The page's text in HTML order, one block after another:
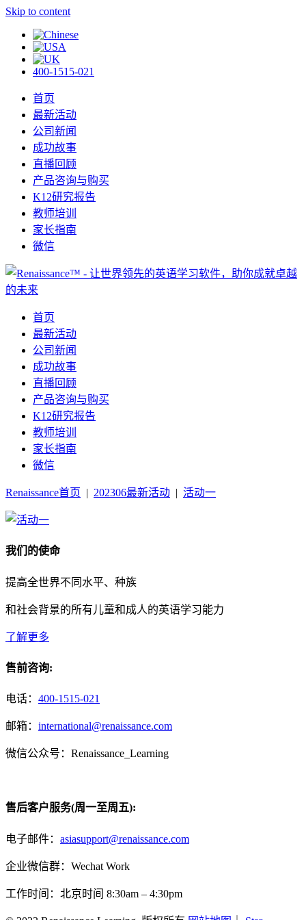
Skip to content
400-1515-021
首页
最新活动
公司新闻
成功故事
直播回顾
产品咨询与购买
K12研究报告
教师培训
家长指南
微信
首页
最新活动
公司新闻
成功故事
直播回顾
产品咨询与购买
K12研究报告
教师培训
家长指南
微信
Renaissance首页 | 202306最新活动 | 活动一
我们的使命
提高全世界不同水平、种族
和社会背景的所有儿童和成人的英语学习能力
了解更多
售前咨询:
电话： 400-1515-021
邮箱： international@renaissance.com
微信公众号：Renaissance_Learning
售后客户服务(周一至周五):
电子邮件： asiasupport@renaissance.com
企业微信群：Wechat Work
工作时间：北京时间 8:30am – 4:30pm